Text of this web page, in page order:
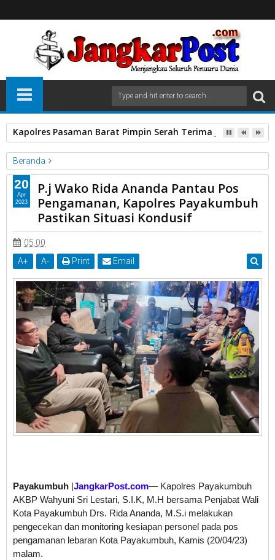
Kapolres Pasaman Barat Pimpin Serah Terima Jabatan PJU
Beranda
Kapolres Payakumbuh
P.j Wako Rida Ananda
Pantau Pos Pengamanan
Pastikan Situasi Kondusif.
P.j Wako Rida Ananda Pantau Pos Pengamanan, Kapolres
Payakumbuh Pastikan Situasi Kondusif
P.j Wako Rida Ananda Pantau Pos
Pengamanan, Kapolres Payakumbuh
Pastikan Situasi Kondusif
05.00
A+ A- Print Email
Payakumbuh |JangkarPost.com— Kapolres Payakumbuh
AKBP Wahyuni Sri Lestari, S.I.K, M.H bersama Penjabat Wali
Kota Payakumbuh Drs. Rida Ananda, M.S.i melakukan
pengecekan dan monitoring kesiapan personel pada pos
pengamanan lebaran Kota Payakumbuh, Kamis (20/04/23)
malam.
20
Apr
2023